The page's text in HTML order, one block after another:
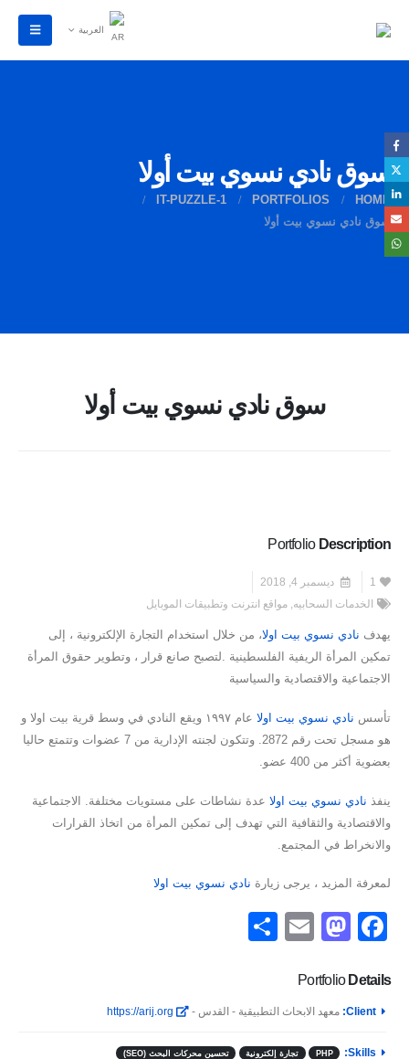
العربية
سوق نادي نسوي بيت أولا
HOME
PORTFOLIOS
IT-PUZZLE-1
سوق نادي نسوي بيت أولا
سوق نادي نسوي بيت أولا
Portfolio Description
1
ديسمبر 4, 2018
الخدمات السحابيه مواقع انترنت وتطبيقات الموبايل
يهدف نادي نسوي بيت اولا، من خلال استخدام التجارة الإلكترونية ، إلى
تمكين المرأة الريفية الفلسطينية .لتصبح صانع قرار ، وتطوير حقوق المرأة
الاجتماعية والاقتصادية والسياسية
تأسس نادي نسوي بيت اولا
عام ١٩٩٧ ويقع النادي في وسط قرية بيت اولا و
هو مسجل تحت رقم 2872. وتتكون لجنته الإدارية من 7 عضوات وتتمتع حاليا
بعضوية أكثر من 400 عضو.
ينفذ نادي نسوي بيت اولا عدة نشاطات على مستويات مختلفة. الاجتماعية
والاقتصادية والثقافية التي تهدف إلى تمكين المرأة من اتخاذ القرارات
والانخراط في المجتمع.
لمعرفة المزيد ، يرجى زيارة نادي نسوي بيت اولا
Facebook
Mastodon
Email
Portfolio Details
Client: معهد الابحاث التطبيقية - القدس -
Skills:
PHP تجارة إلكترونية تحسين محركات البحث (SEO)